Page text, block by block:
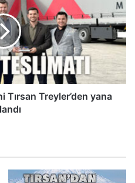
Treyler’den yana